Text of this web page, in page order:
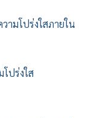
ามโปร่งใสภายใน
ปร่งใส